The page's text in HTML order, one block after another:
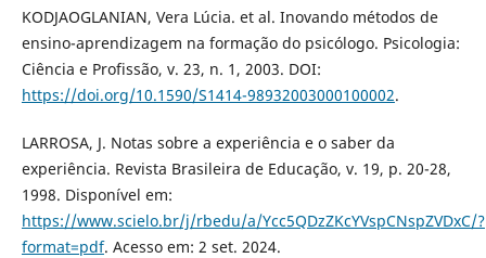
KODJAOGLANIAN, Vera Lúcia. et al. Inovando métodos de
ensino-aprendizagem na formação do psicólogo. Psicologia:
Ciência e Profissão, v. 23, n. 1, 2003. DOI:
https://doi.org/10.1590/S1414-98932003000100002.
LARROSA, J. Notas sobre a experiência e o saber da
experiência. Revista Brasileira de Educação, v. 19, p. 20-28,
1998. Disponível em:
https://www.scielo.br/j/rbedu/a/Ycc5QDzZKcYVspCNspZVDxC/?
format=pdf. Acesso em: 2 set. 2024.